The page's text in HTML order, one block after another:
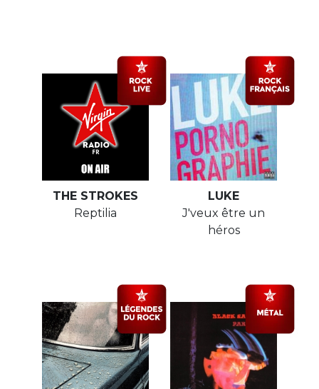
THE STROKES
Reptilia
LUKE
J'veux être un
héros